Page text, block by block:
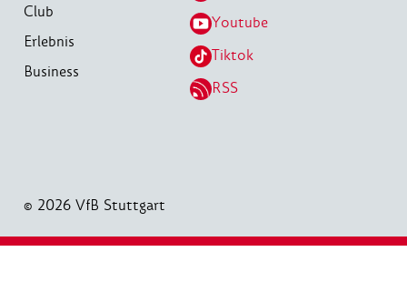
Club
Erlebnis
Business
Youtube
Tiktok
RSS
© 2026 VfB Stuttgart